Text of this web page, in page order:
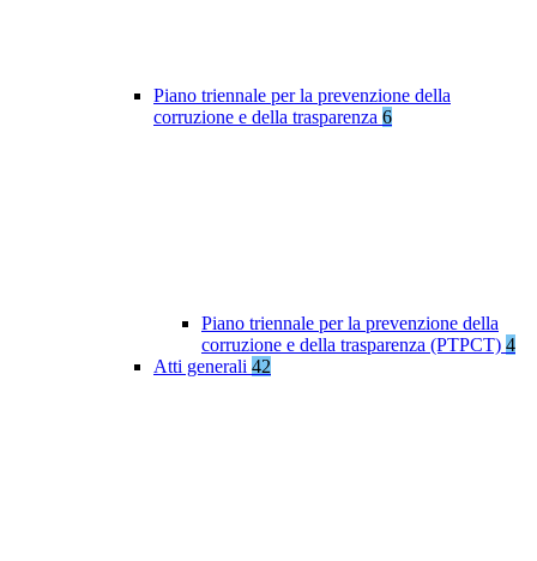
Piano triennale per la prevenzione della
corruzione e della trasparenza 6
Piano triennale per la prevenzione della
corruzione e della trasparenza (PTPCT) 4
Atti generali 42